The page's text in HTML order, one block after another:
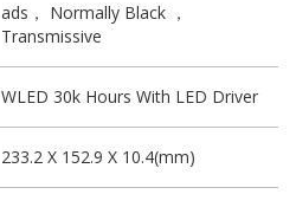
ads， Normally Black ，
Transmissive
WLED 30k Hours With LED Driver
233.2 X 152.9 X 10.4(mm)